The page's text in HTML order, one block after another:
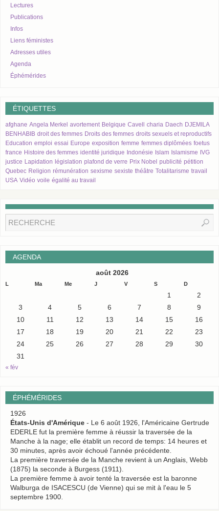
Lectures
Publications
Infos
Liens féministes
Adresses utiles
Agenda
Éphémérides
ÉTIQUETTES
afghane Angela Merkel avortement Belgique Cavell charia Daech DJEMILA
BENHABIB droit des femmes Droits des femmes droits sexuels et reproductifs
Education emploi essai Europe exposition femme femmes diplômées foetus
france Histoire des femmes identité juridique Indonésie Islam Islamisme IVG
justice Lapidation législation plafond de verre Prix Nobel publicité pétition
Quebec Religion rémunération sexisme sexiste théâtre Totalitarisme travail
USA Vidéo voile égalité au travail
AGENDA
août 2026
L Ma Me J V S D
« fév
1
2
3
4 5 6 7 8
9
10
11 12 13 14 15
16
17
18 19 20 21 22
23
24
25 26 27 28 29
30
31
ÉPHÉMÉRIDES
1926
États-Unis d'Amérique - Le 6 août 1926, l'Américaine Gertrude
EDERLE fut la première femme à réussir la traversée de la
Manche à la nage; elle établit un record de temps: 14 heures et
30 minutes, après avoir échoué l'année précédente.
La première traversée de la Manche revient à un Anglais, Webb
(1875) la seconde à Burgess (1911).
La première femme à avoir tenté la traversée est la baronne
Walburga de ISACESCU (de Vienne) qui se mit à l'eau le 5
septembre 1900.